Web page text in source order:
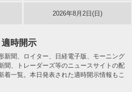
2026年8月2日(日)
適時開示
新聞、ロイター、日経電子版、モーニング
聞、トレーダーズ等のニュースサイトの配
着一覧。本日発表された適時開示情報もこ